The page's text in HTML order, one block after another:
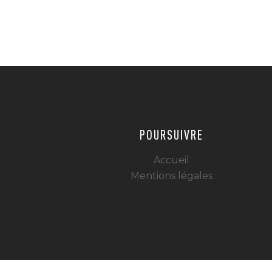
POURSUIVRE
Accueil
Mentions légales